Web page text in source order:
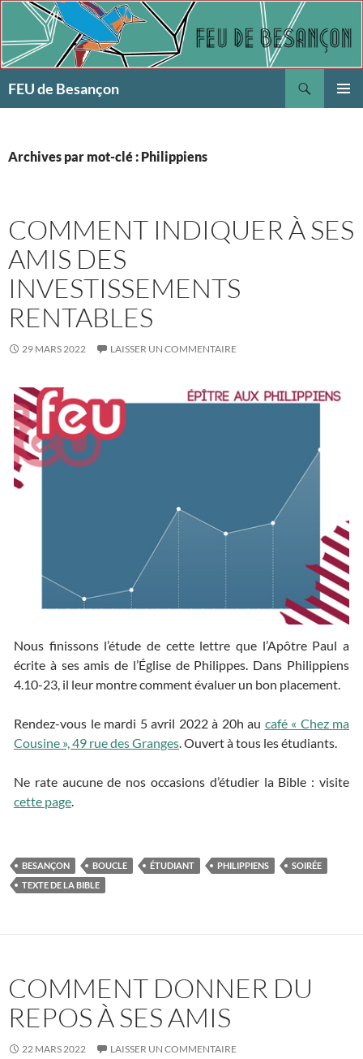
Aller
contenu
FEU de Besançon
Archives par mot-clé : Philippiens
COMMENT INDIQUER À SES
AMIS DES
INVESTISSEMENTS
RENTABLES
29 MARS 2022 LAISSER UN COMMENTAIRE
Nous finissons l’étude de cette lettre que l’Apôtre Paul a
écrite à ses amis de l’Église de Philippes. Dans Philippiens
4.10-23, il leur montre comment évaluer un bon placement.
Rendez-vous le mardi 5 avril 2022 à 20h au café « Chez ma
Cousine », 49 rue des Granges. Ouvert à tous les étudiants.
Ne rate aucune de nos occasions d’étudier la Bible : visite
cette page.
BESANÇON BOUCLE ÉTUDIANT PHILIPPIENS
SOIRÉE
TEXTE DE LA BIBLE
COMMENT DONNER DU
REPOS À SES AMIS
22 MARS 2022 LAISSER UN COMMENTAIRE